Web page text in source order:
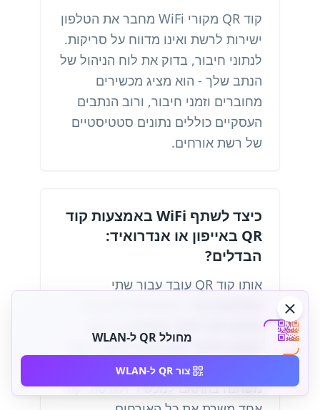
קוד QR מקורי WiFi מחבר את הטלפון
ישירות לרשת ואינו מדווח על סריקות.
לנתוני חיבור, בדוק את לוח הניהול של
הנתב שלך - הוא מציג מכשירים
מחוברים וזמני חיבור, ורוב הנתבים
העסקיים כוללים נתונים סטטיסטיים
של רשת אורחים.
כיצד לשתף WiFi באמצעות קוד
QR באייפון או אנדרואיד:
הבדלים?
אותו קוד QR עובד עבור שתי
רואים הודעת 'הצטרפות לרשת', בעוד
אנדרואיד מציגה הודעת חיבור; הניסוח
משתנה בהתאם למכשיר ולגרסה. קוד
מחולל QR ל-WLAN
צור QR ל-WLAN